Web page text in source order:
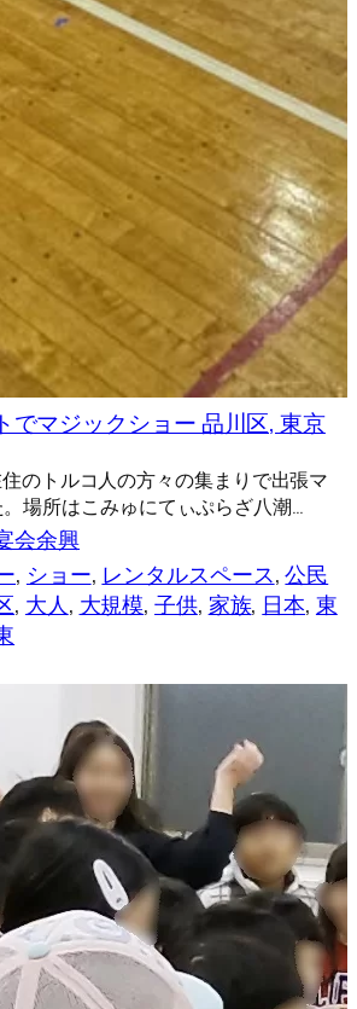
でマジックショー 品川区, 東京
のトルコ人の方々の集まりで出張マ
場所はこみゅにてぃぷらざ八潮…
会余興
, ショー, レンタルスペース, 公民
, 大人, 大規模, 子供, 家族, 日本, 東